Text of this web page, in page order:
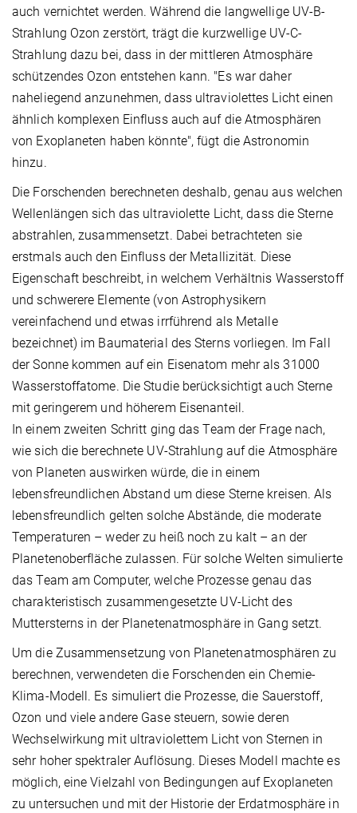
auch vernichtet werden. Während die langwellige UV-B-
Strahlung Ozon zerstört, trägt die kurzwellige UV-C-
Strahlung dazu bei, dass in der mittleren Atmosphäre
schützendes Ozon entstehen kann. "Es war daher
naheliegend anzunehmen, dass ultraviolettes Licht einen
ähnlich komplexen Einfluss auch auf die Atmosphären
von Exoplaneten haben könnte", fügt die Astronomin
hinzu.
Die Forschenden berechneten deshalb, genau aus welchen
Wellenlängen sich das ultraviolette Licht, dass die Sterne
abstrahlen, zusammensetzt. Dabei betrachteten sie
erstmals auch den Einfluss der Metallizität. Diese
Eigenschaft beschreibt, in welchem Verhältnis Wasserstoff
und schwerere Elemente (von Astrophysikern
vereinfachend und etwas irrführend als Metalle
bezeichnet) im Baumaterial des Sterns vorliegen. Im Fall
der Sonne kommen auf ein Eisenatom mehr als 31000
Wasserstoffatome. Die Studie berücksichtigt auch Sterne
mit geringerem und höherem Eisenanteil.
In einem zweiten Schritt ging das Team der Frage nach,
wie sich die berechnete UV-Strahlung auf die Atmosphäre
von Planeten auswirken würde, die in einem
lebensfreundlichen Abstand um diese Sterne kreisen. Als
lebensfreundlich gelten solche Abstände, die moderate
Temperaturen – weder zu heiß noch zu kalt – an der
Planetenoberfläche zulassen. Für solche Welten simulierte
das Team am Computer, welche Prozesse genau das
charakteristisch zusammengesetzte UV-Licht des
Muttersterns in der Planetenatmosphäre in Gang setzt.
Um die Zusammensetzung von Planetenatmosphären zu
berechnen, verwendeten die Forschenden ein Chemie-
Klima-Modell. Es simuliert die Prozesse, die Sauerstoff,
Ozon und viele andere Gase steuern, sowie deren
Wechselwirkung mit ultraviolettem Licht von Sternen in
sehr hoher spektraler Auflösung. Dieses Modell machte es
möglich, eine Vielzahl von Bedingungen auf Exoplaneten
zu untersuchen und mit der Historie der Erdatmosphäre in